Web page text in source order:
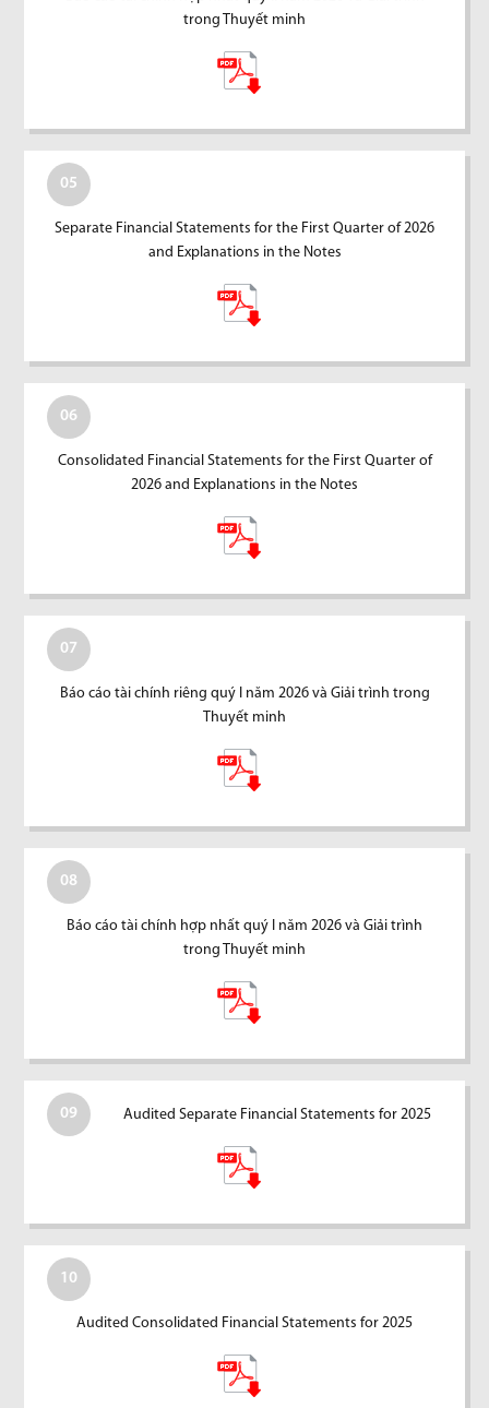
trong Thuyết minh
05
Separate Financial Statements for the First Quarter of 2026
and Explanations in the Notes
06
Consolidated Financial Statements for the First Quarter of
2026 and Explanations in the Notes
07
Báo cáo tài chính riêng quý I năm 2026 và Giải trình trong
Thuyết minh
08
Báo cáo tài chính hợp nhất quý I năm 2026 và Giải trình
trong Thuyết minh
09 Audited Separate Financial Statements for 2025
10
Audited Consolidated Financial Statements for 2025